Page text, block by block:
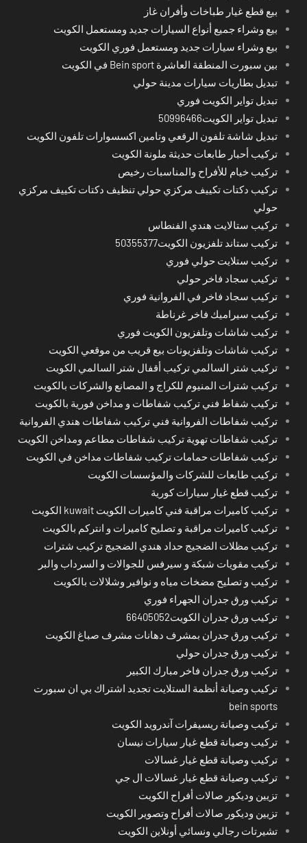
بيع قطع غيار طباخات وأفران غاز
بيع وشراء جميع أنواع السيارات جديد ومستعمل الكويت
بيع وشراء سيارات جديد ومستعمل فوري الكويت
بين سبورت المنطقة العاشرة Bein sport في الكويت
تبديل بطاريات سيارات مدينة حولي
تبديل تواير الكويت فوري
تبديل تواير الكويت50996466
تبديل شاشة تلفون الرقعي وتامين اكسسوارات تلفون الكويت
تركيب أحبار طابعات حديثة ملونة الكويت
تركيب خيام للأفراح والمناسبات رخيص
تركيب دكتات تكييف مركزي حولي تنظيف دكتات تكييف مركزي
حولي
تركيب ستالايت هندي الفنطاس
تركيب ستاند تلفزيون الكويت50355377
تركيب ستلايت حولي فوري
تركيب سجاد فاخر حولي
تركيب سجاد فاخر في الفروانية فوري
تركيب سيراميك فاخر غرناطة
تركيب شاشات وتلفزيون الكويت فوري
تركيب شاشات وتلفزيونات بيع قريب من موقعي الكويت
تركيب شتر السالمي تركيب أقفال شتر السالمي الكويت
تركيب شترات المنيوم للكراج و المصانع والشركات بالكويت
تركيب شفاط فني تركيب شفاطات و مداخن فورية بالكويت
تركيب شفاطات الفروانية فني تركيب شفاطات هندي الفروانية
تركيب شفاطات تهوية تركيب شفاطات مطاعم ومداخن الكويت
تركيب شفاطات حمامات تركيب شفاطات مداخن في الكويت
تركيب طابعات للشركات والمؤسسات الكويت
تركيب قطع غيار سيارات كورية
تركيب كاميرات مراقبة فني كاميرات الكويت kuwait الكويت
تركيب كاميرات مراقبة و تصليح كاميرات و انتركم بالكويت
تركيب مظلات الضجيج حداد هندي الضجيج تركيب شترات
تركيب مقويات شبكة و سيرفس للجوالات و السرداب والبر
تركيب و تصليح مضخات مياه و نوافير وشلالات بالكويت
تركيب ورق جدران الجهراء فوري
تركيب ورق جدران الكويت66405052
تركيب ورق جدران بمشرف دهانات مشرف صباغ الكويت
تركيب ورق جدران حولي
تركيب ورق جدران فاخر مبارك الكبير
تركيب وصيانة أنظمة الستلايت تجديد اشتراك بي ان سبورت
bein sports
تركيب وصيانة ريسيفرات آندرويد الكويت
تركيب وصيانة قطع غيار سيارات نيسان
تركيب وصيانة قطع غيار غسالات
تركيب وصيانة قطع غيار غسالات ال جي
تزيين وديكور صالات أفراح الكويت
تزيين وديكور صالات أفراح وتصوير الكويت
تشيرتات رجالي ونسائي أونلاين الكويت